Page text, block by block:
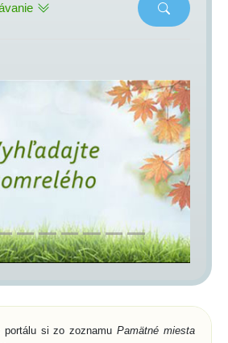
Next
portálu si zo zoznamuPamätné miesta